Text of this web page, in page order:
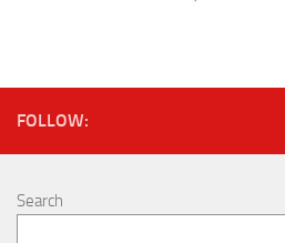
FOLLOW:
Search